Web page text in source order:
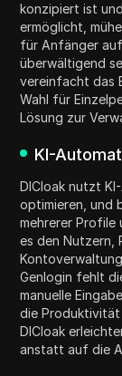
konzipiert ist
ermöglicht,
für Anfänger
überwältigend
vereinfacht das
Wahl für
Lösung zur
KI-
DICloak nutzt
optimieren, und
mehrerer Profile
es den Nutzern,
Genlogin fehlt
manuelle
die Produktivität
DICloak
anstatt auf die